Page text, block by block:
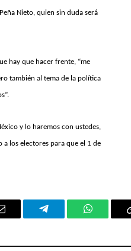
Nieto, quien sin duda será
hay que hacer frente, “me
también al tema de la política
y lo haremos con ustedes,
los electores para que el 1 de
Telegram